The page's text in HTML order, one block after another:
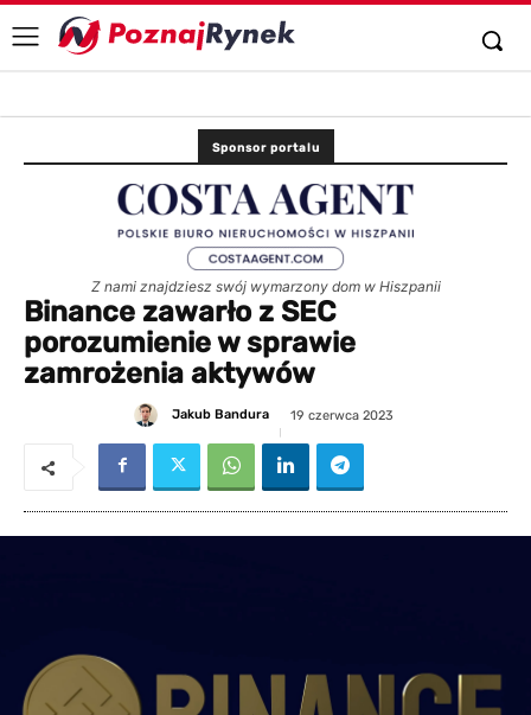
Sponsor portalu
Z nami znajdziesz swój wymarzony dom w Hiszpanii
Binance zawarło z SEC
porozumienie w sprawie
zamrożenia aktywów
Jakub Bandura 19 czerwca 2023